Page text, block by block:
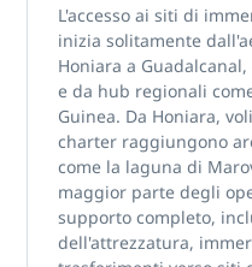
L'accessoai siti di
inizia solitamente
Honiara a
e da hub regionali
Guinea. Da Honiara,
charter raggiungono
come la laguna di
maggior parte degli
supporto completo,
dell'attrezzatura,